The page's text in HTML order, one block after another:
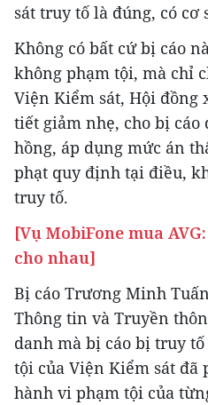
sát truy tố là đúng, có cơ
Không có bất cứ bị cáo
không phạm tội, mà chỉ
Viện Kiểm sát, Hội đồng
tiết giảm nhẹ, cho bị
hồng, áp dụng mức án
phạt quy định tại điều,
truy tố.
[Vụ MobiFone mua
cho nhau]
Bị cáo Trương Minh
Thông tin và Truyền
danh mà bị cáo bị truy
tội của Viện Kiểm sát đã
hành vi phạm tội của